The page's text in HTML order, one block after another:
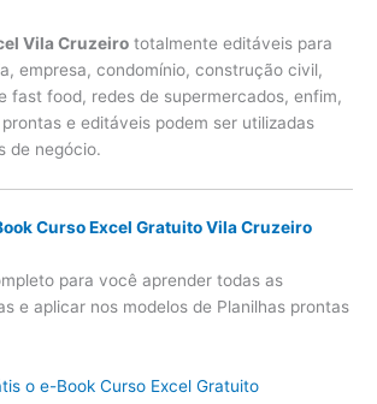
Vila Cruzeiro totalmente editáveis para
empresa, condomínio, construção civil,
fast food, redes de supermercados, enfim,
e editáveis podem ser utilizadas
de negócio.
Curso Excel Gratuito Vila Cruzeiro
para você aprender todas as
e aplicar nos modelos de Planilhas prontas